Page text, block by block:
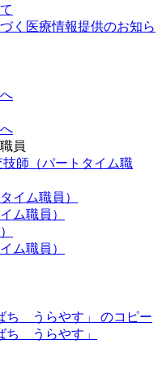
く医療情報提供のお知ら
員
師（パートタイム職
イム職員）
ム職員）
ム職員）
ち うらやす」 のコピー
ち うらやす」